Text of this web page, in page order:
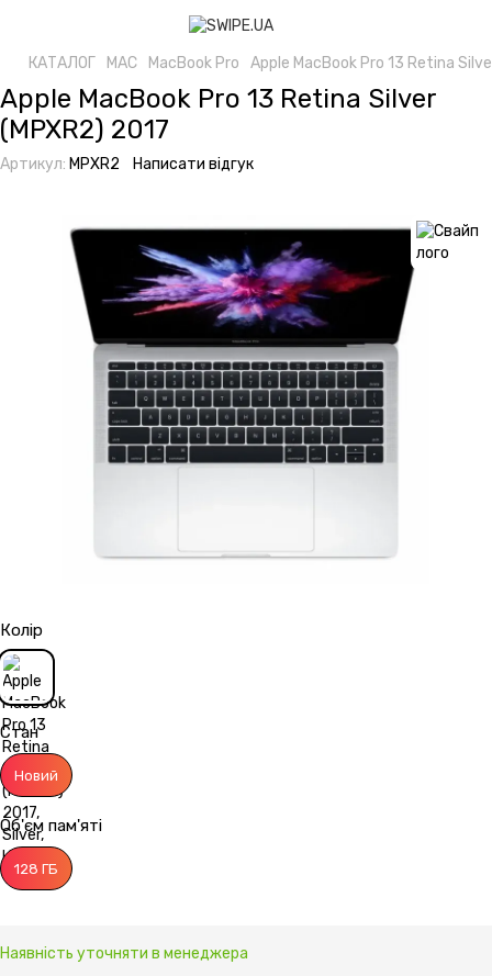
КАТАЛОГ MAC MacBook Pro Apple MacBook Pro 13 Retina
Apple MacBook Pro 13 Retina Silver
(MPXR2) 2017
Артикул: MPXR2 Написати відгук
Колір
Стан
Новий
Об'єм пам'яті
128 ГБ
Наявність уточняти в менеджера